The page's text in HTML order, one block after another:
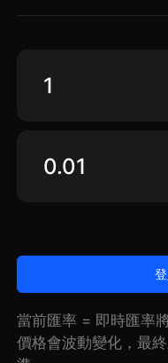
當前匯率 = 即時匯率
價格會波動變化，最